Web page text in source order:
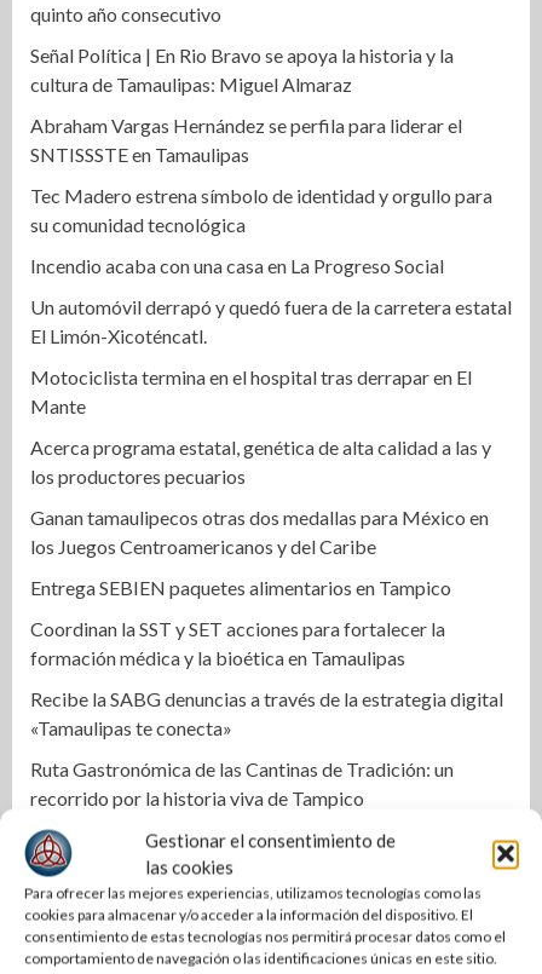
Gestionar el consentimiento de
las cookies
Para ofrecer las mejores experiencias, utilizamos tecnologías como las
cookies para almacenar y/o acceder a la información del dispositivo. El
consentimiento de estas tecnologías nos permitirá procesar datos como el
comportamiento de navegación o las identificaciones únicas en este sitio.
quinto año consecutivo
Señal Política | En Rio Bravo se apoya la historia y la
cultura de Tamaulipas: Miguel Almaraz
Abraham Vargas Hernández se perfila para liderar el
SNTISSSTE en Tamaulipas
Tec Madero estrena símbolo de identidad y orgullo para
su comunidad tecnológica
Incendio acaba con una casa en La Progreso Social
Un automóvil derrapó y quedó fuera de la carretera estatal
El Limón-Xicoténcatl.
Motociclista termina en el hospital tras derrapar en El
Mante
Acerca programa estatal, genética de alta calidad a las y
los productores pecuarios
Ganan tamaulipecos otras dos medallas para México en
los Juegos Centroamericanos y del Caribe
Entrega SEBIEN paquetes alimentarios en Tampico
Coordinan la SST y SET acciones para fortalecer la
formación médica y la bioética en Tamaulipas
Recibe la SABG denuncias a través de la estrategia digital
«Tamaulipas te conecta»
Ruta Gastronómica de las Cantinas de Tradición: un
recorrido por la historia viva de Tampico
Impulsa Gobierno de Tamaulipas la conservación del
histórico Mercado Argüelles
Agiliza el ITAVU procesos de escrituración para brindar
certeza patrimonial a más familias de Tamaulipas